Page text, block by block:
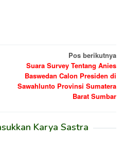
Pos berikutnya
Suara Survey Tentang Anies
Baswedan Calon Presiden di
Sawahlunto Provinsi Sumatera
Barat Sumbar
Karya Sastra